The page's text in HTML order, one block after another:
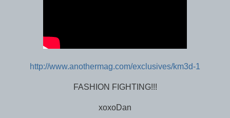
http://www.anothermag.com/exclusives/km3d-1
FASHION FIGHTING!!!
xoxoDan